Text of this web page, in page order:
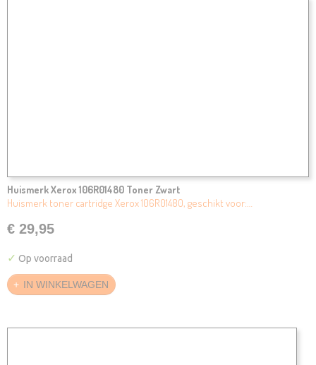
Huismerk Xerox 106R01480 Toner Zwart
Huismerk toner cartridge Xerox 106R01480, geschikt voor:…
€ 29,95
✓ Op voorraad
IN WINKELWAGEN